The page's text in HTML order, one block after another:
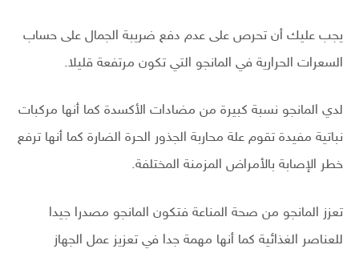
يجب عليك أن تحرص على عدم دفع ضريبة الجمال على حساب
السعرات الحرارية في المانجو التي تكون مرتفعة قليلا.
لدي المانجو نسبة كبيرة من مضادات الأكسدة كما أنها مركبات
نباتية مفيدة تقوم علة محاربة الجذور الحرة الضارة كما أنها ترفع
خطر الإصابة بالأمراض المزمنة المختلفة.
تعزز المانجو من صحة المناعة فتكون المانجو مصدرا جيدا
للعناصر الغذائية كما أنها مهمة جدا في تعزيز عمل الجهاز